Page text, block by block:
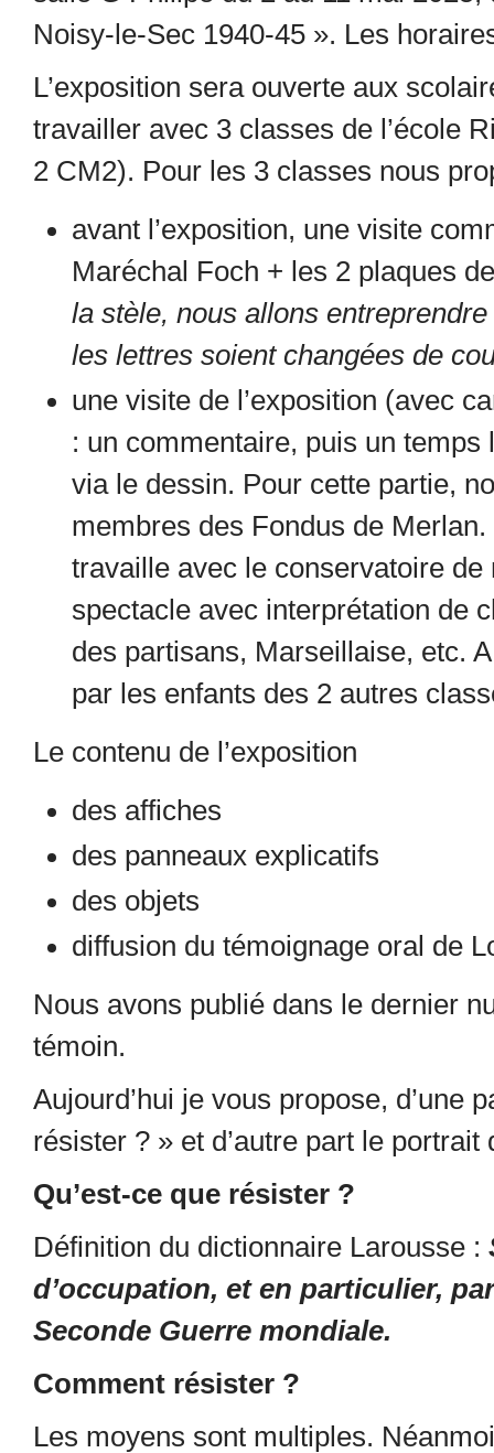
Noisy-le-Sec 1940-45 ». Les
L’exposition sera ouverte aux
travailler avec 3 classes de l’école
2 CM2). Pour les 3 classes nous
avant l’exposition, une visite
Maréchal Foch + les 2 plaques
la stèle, nous allons
les lettres soient changées de
une visite de l’exposition (avec
: un commentaire, puis un
via le dessin. Pour cette partie,
membres des Fondus de
travaille avec le conservatoire
spectacle avec interprétation de
des partisans, Marseillaise, etc.
par les enfants des 2 autres
Le contenu de l’exposition
des affiches
des panneaux explicatifs
des objets
diffusion du témoignage oral de
Nous avons publié dans le dernier
témoin.
Aujourd’hui je vous propose, d’une
résister ? » et d’autre part le portrait
Qu’est-ce que résister ?
Définition du dictionnaire Larousse :
d’occupation, et en particulier,
Seconde Guerre mondiale.
Comment résister ?
Les moyens sont multiples.